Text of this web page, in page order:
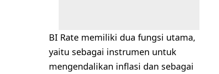
BI Rate memiliki dua fungsi utama,
yaitu sebagai instrumen untuk
mengendalikan inflasi dan sebagai